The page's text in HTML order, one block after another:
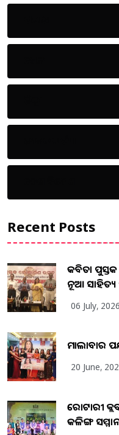
Recent Posts
କବିତା
ନୂଆ ସାହିତ୍ୟ
06 July, 2026
ମାଲାବାର
20 June,
ରୋଟାରୀ
କଳିଙ୍ଗ